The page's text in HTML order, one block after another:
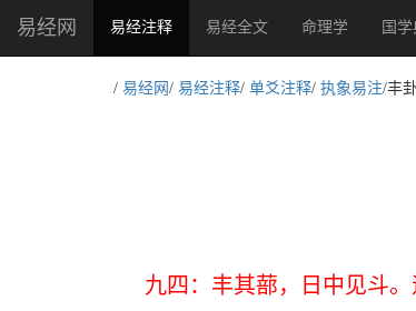
易经网 易经注释(current)易经全文 命理学 国
/ 易经网 / 易经注释/ 单爻注释/ 执象易注/丰
九四：丰其蔀，日中见斗。